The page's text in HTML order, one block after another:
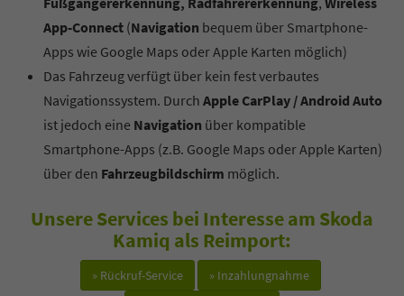
App-Connect (Navigation bequem über Smartphone-
Apps wie Google Maps oder Apple Karten möglich)
Das Fahrzeug verfügt über kein fest verbautes
Navigationssystem. Durch Apple CarPlay / Android Auto
ist jedoch eine Navigation über kompatible
Smartphone-Apps (z.B. Google Maps oder Apple Karten)
über den Fahrzeugbildschirm möglich.
Unsere Services bei Interesse am Skoda
Kamiq als Reimport:
» Rückruf-Service
» Inzahlungnahme